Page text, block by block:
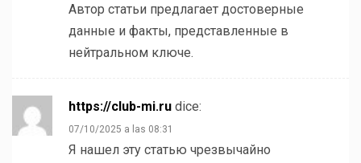
Автор статьи предлагает достоверные
данные и факты, представленные в
нейтральном ключе.
https://club-mi.ru dice:
07/10/2025 a las 08:31
Я нашел эту статью чрезвычайно